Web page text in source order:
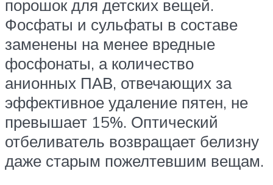
порошок для детских вещей.
Фосфаты и сульфаты в составе
заменены на менее вредные
фосфонаты, а количество
анионных ПАВ, отвечающих за
эффективное удаление пятен, не
превышает 15%. Оптический
отбеливатель возвращает белизну
даже старым пожелтевшим вещам.